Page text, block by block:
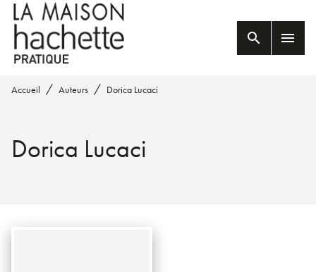
MENU RECHERCHE
PIED DE PAGE
search menu
Accueil / Auteurs / Dorica Lucaci
Dorica Lucaci